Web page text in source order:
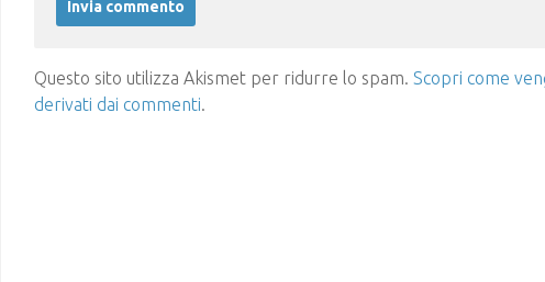
Questo sito utilizza Akismet per ridurre lo spam. Scopri come
derivati dai commenti.